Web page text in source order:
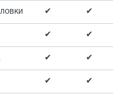
✔ ✔
✔ ✔
✔ ✔
✔ ✔